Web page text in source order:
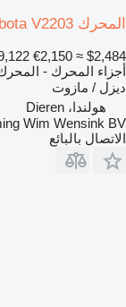
المحرك Kubota V2203 لـ حفارة صغيرة Bobcat X 337
€2,150 ≈ $2,484
أجزاء المحرك -
ديزل / مازوت
هولندا، Dieren
Wim Wensink BV
الاتصال بالبائع